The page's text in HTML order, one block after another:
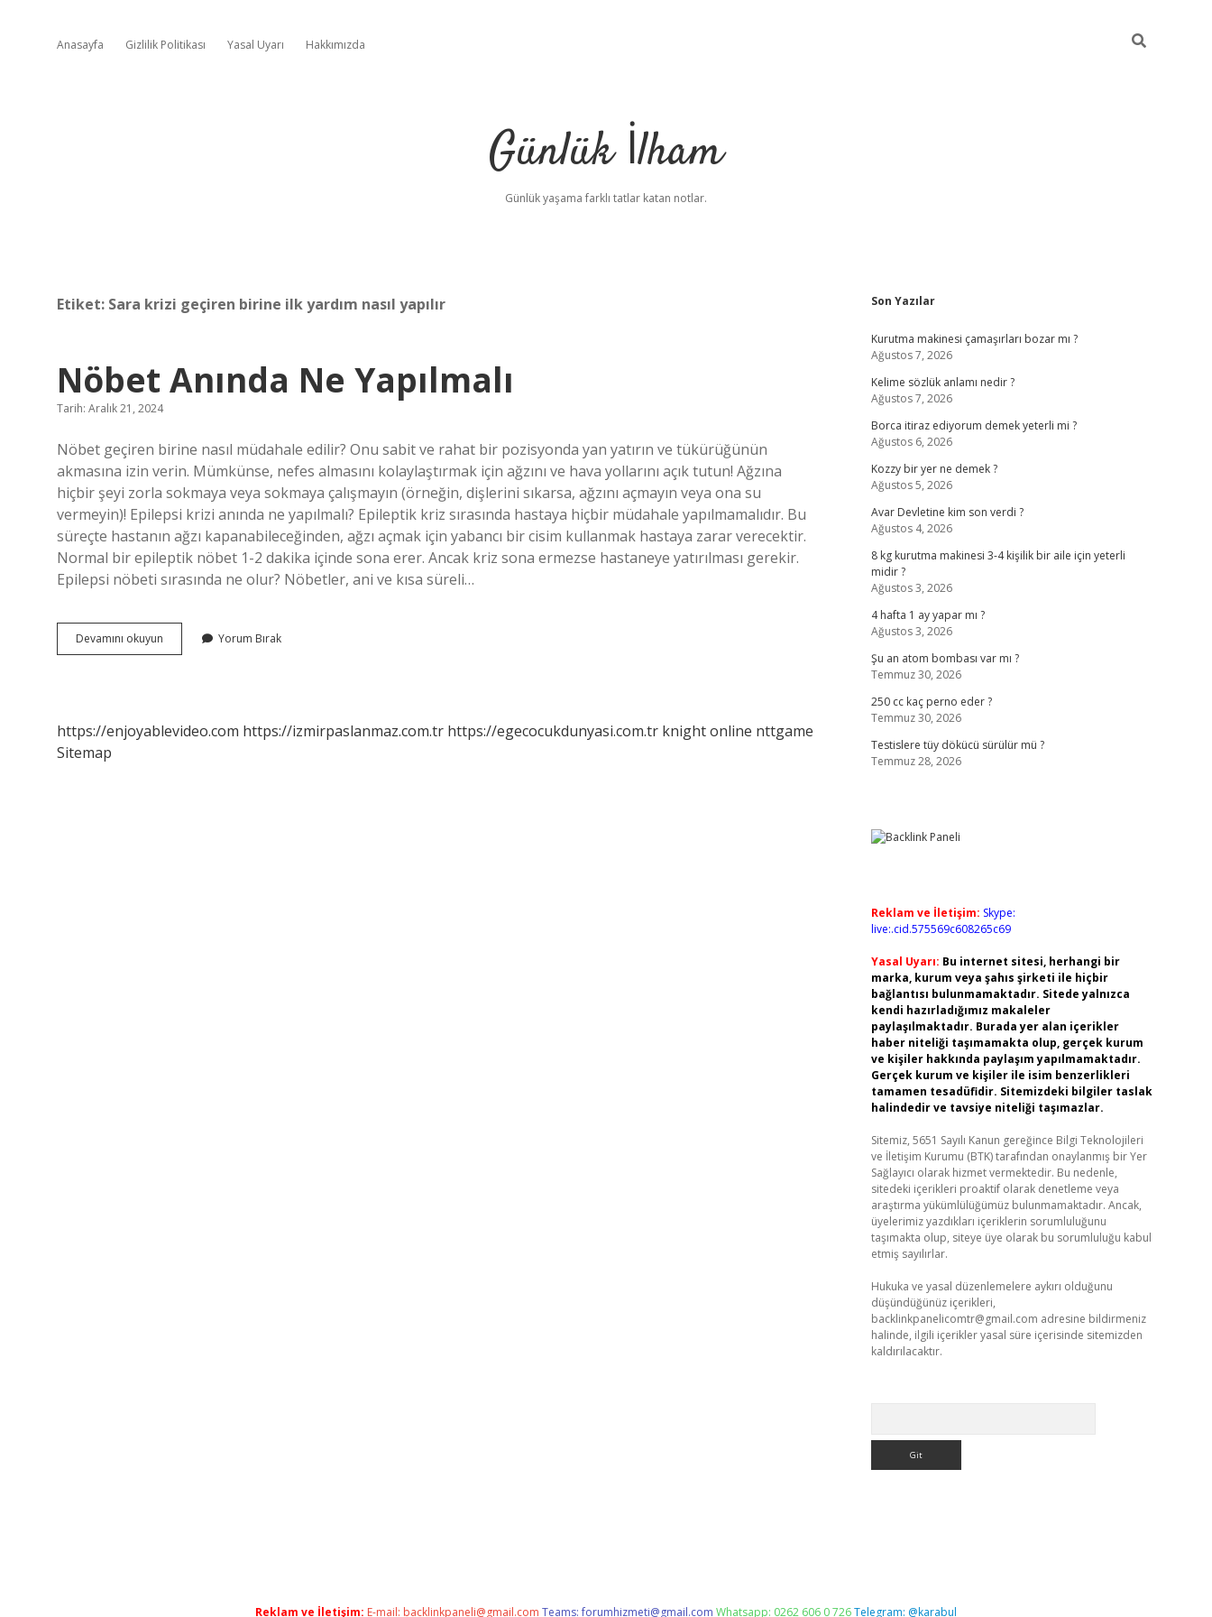
Anasayfa Gizlilik Politikası Yasal Uyarı Hakkımızda
Günlük İlham
Günlük yaşama farklı tatlar katan notlar.
Etiket: Sara krizi geçiren birine ilk yardım nasıl yapılır
Nöbet Anında Ne Yapılmalı
Tarih: Aralık 21, 2024
Nöbet geçiren birine nasıl müdahale edilir? Onu sabit ve rahat bir pozisyonda yan yatırın ve tükürüğünün
akmasına izin verin. Mümkünse, nefes almasını kolaylaştırmak için ağzını ve hava yollarını açık tutun! Ağzına
hiçbir şeyi zorla sokmaya veya sokmaya çalışmayın (örneğin, dişlerini sıkarsa, ağzını açmayın veya ona su
vermeyin)! Epilepsi krizi anında ne yapılmalı? Epileptik kriz sırasında hastaya hiçbir müdahale yapılmamalıdır. Bu
süreçte hastanın ağzı kapanabileceğinden, ağzı açmak için yabancı bir cisim kullanmak hastaya zarar verecektir.
Normal bir epileptik nöbet 1-2 dakika içinde sona erer. Ancak kriz sona ermezse hastaneye yatırılması gerekir.
Epilepsi nöbeti sırasında ne olur? Nöbetler, ani ve kısa süreli…
Devamını okuyun
Anında
Yorum Bırak
https://enjoyablevideo.com https://izmirpaslanmaz.com.tr https://egecocukdunyasi.com.tr knight online nttgame
Sitemap
Sidebar
Son Yazılar
Kurutma makinesi çamaşırları bozar mı ?
Ağustos 7, 2026
Kelime sözlük anlamı nedir ?
Ağustos 7, 2026
Borca itiraz ediyorum demek yeterli mi ?
Ağustos 6, 2026
Kozzy bir yer ne demek ?
Ağustos 5, 2026
Avar Devletine kim son verdi ?
Ağustos 4, 2026
8 kg kurutma makinesi 3-4 kişilik bir aile için yeterli
midir ?
Ağustos 3, 2026
4 hafta 1 ay yapar mı ?
Ağustos 3, 2026
Şu an atom bombası var mı ?
Temmuz 30, 2026
250 cc kaç perno eder ?
Temmuz 30, 2026
Testislere tüy dökücü sürülür mü ?
Temmuz 28, 2026
Reklam ve İletişim: Skype:
live:.cid.575569c608265c69
Yasal Uyarı: Bu internet sitesi, herhangi bir
marka, kurum veya şahıs şirketi ile hiçbir
bağlantısı bulunmamaktadır. Sitede yalnızca
kendi hazırladığımız makaleler
paylaşılmaktadır. Burada yer alan içerikler
haber niteliği taşımamakta olup, gerçek kurum
ve kişiler hakkında paylaşım yapılmamaktadır.
Gerçek kurum ve kişiler ile isim benzerlikleri
tamamen tesadüfidir. Sitemizdeki bilgiler taslak
halindedir ve tavsiye niteliği taşımazlar.
Sitemiz, 5651 Sayılı Kanun gereğince Bilgi Teknolojileri
ve İletişim Kurumu (BTK) tarafından onaylanmış bir Yer
Sağlayıcı olarak hizmet vermektedir. Bu nedenle,
sitedeki içerikleri proaktif olarak denetleme veya
araştırma yükümlülüğümüz bulunmamaktadır. Ancak,
üyelerimiz yazdıkları içeriklerin sorumluluğunu
taşımakta olup, siteye üye olarak bu sorumluluğu kabul
etmiş sayılırlar.
Hukuka ve yasal düzenlemelere aykırı olduğunu
düşündüğünüz içerikleri,
backlinkpanelicomtr@gmail.com adresine bildirmeniz
halinde, ilgili içerikler yasal süre içerisinde sitemizden
kaldırılacaktır.
Reklam ve İletişim: E-mail: backlinkpaneli@gmail.com Teams:forumhizmeti@gmail.com Whatsapp: 0262 606 0 726Telegram: @karabul